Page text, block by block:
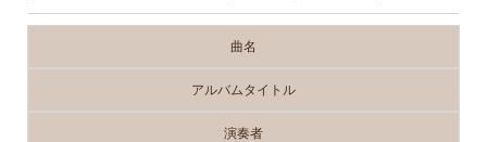
曲名
アルバムタイトル
演奏者